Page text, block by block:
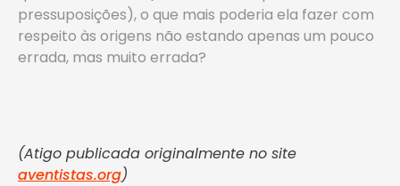
pressuposições), o que mais poderia ela fazer com
respeito às origens não estando apenas um pouco
errada, mas muito errada?
(Atigo publicada originalmente no site
aventistas.org)